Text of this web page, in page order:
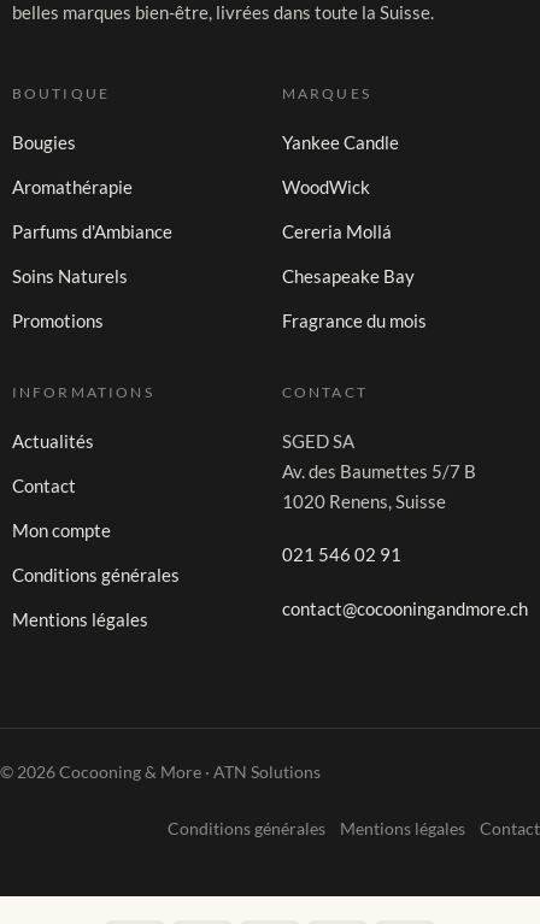
belles marques bien-être, livrées dans toute la Suisse.
BOUTIQUE
Bougies
Aromathérapie
Parfums d'Ambiance
Soins Naturels
Promotions
MARQUES
Yankee Candle
WoodWick
Cereria Mollá
Chesapeake Bay
Fragrance du mois
INFORMATIONS
Actualités
Contact
Mon compte
Conditions générales
Mentions légales
CONTACT
SGED SA
Av. des Baumettes 5/7 B
1020 Renens, Suisse
021 546 02 91
contact@cocooningandmore.ch
© 2026 Cocooning & More · ATN Solutions
Conditions générales Mentions légales Contact